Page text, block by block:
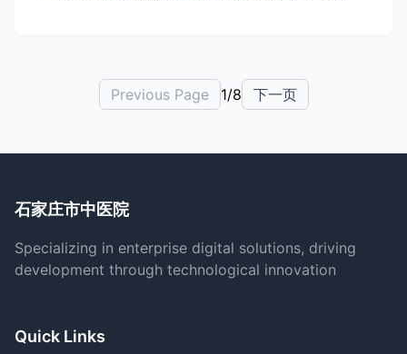
Previous Page 1/8 下一页
石家庄市中医院
Specializing in enterprise digital solutions, driving
development through technological innovation
Quick Links